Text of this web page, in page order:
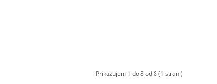
Prikazujem 1 do 8 od 8 (1 strani)